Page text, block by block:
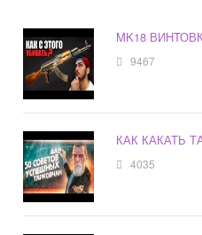
MK18
9467
КАК КАКАТЬ
4035